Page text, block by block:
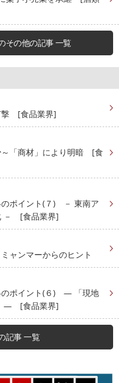
その他の記事 一覧
撃 [食品業界]
「商材」により明暗 [食
のポイント(７) － 東南ア
－ [食品業界]
ャンマーからのヒント
のポイント(６) ― 「現地
― [食品業界]
記事 一覧